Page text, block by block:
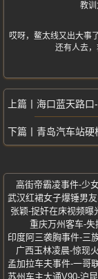
教训
哎呀，鳌太线又出大事
还有人去，
海口蓝天路口-
青岛汽车站硬核
高街帝霸凌事件-少
张颖-捉奸在床视频曝
重庆万州客车-
广西玉林凌晨-惊现